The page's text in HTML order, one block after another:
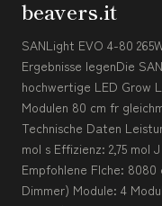
beavers.it
SANLight EVO 4-80
Ergebnisse legenDie
hochwertige LED Grow
Modulen 80 cm fr
Technische Daten
mol s Effizienz: 2,75 mol
Empfohlene Flche:
Dimmer) Module: 4